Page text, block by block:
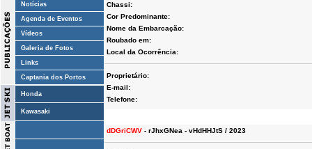
Notícias
Agenda de Eventos
Vídeos
Galeria de Fotos
Links
Captania dos Portos
Honda
Kawasaki
Chassi:
Cor Predominante:
Nome da Embarcação:
Roubado em:
Local da Ocorrência:
Proprietário:
E-mail:
Telefone:
dDGriCWV - rJhxGNea - vHdHHJtS / 2023